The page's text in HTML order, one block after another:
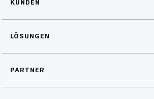
KUNDEN
LÖSUNGEN
PARTNER